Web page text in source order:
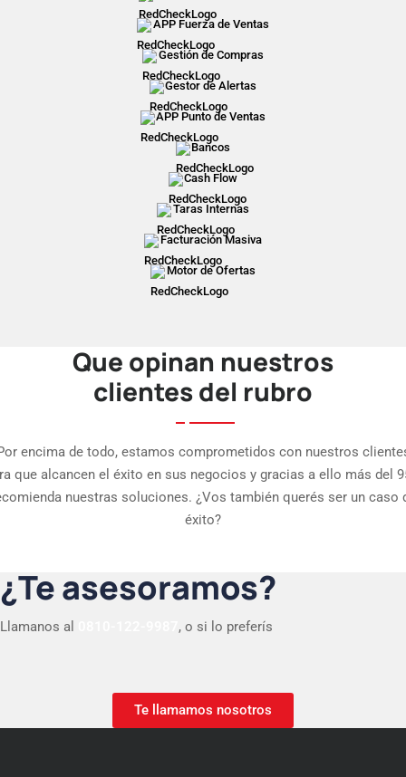
APP Fuerza de Ventas
Gestión de Compras
Gestor de Alertas
APP Punto de Ventas
Bancos
Cash Flow
Taras Internas
Facturación Masiva
Motor de Ofertas
Que opinan nuestros
clientes del rubro
encima de todo, estamos comprometidos con nuestros
que alcancen el éxito en sus negocios y gracias a ello más del
nuestras soluciones. ¿Vos también querés ser un caso
éxito?
¿Te asesoramos?
Llamanos al , o si lo preferís
Te llamamos nosotros